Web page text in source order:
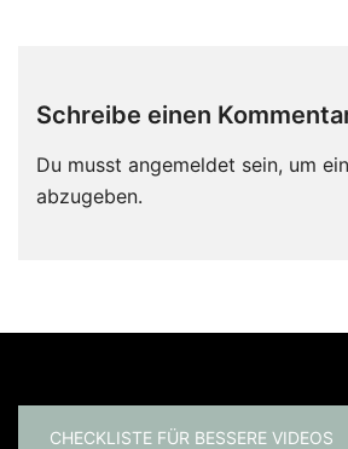
Schreibe einen
Du musst angemeldet sein, um
abzugeben.
CHECKLISTE FÜR BESSERE VIDEOS